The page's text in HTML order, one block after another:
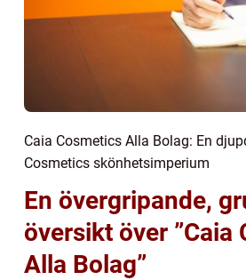
Caia Cosmetics Alla Bolag: En
Cosmetics skönhetsimperium
En övergripande,
översikt över ”Caia
Alla Bolag”